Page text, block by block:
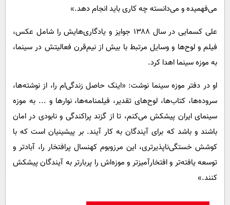
می‌فهمیده و می‌دانسته چه کاری باید انجام دهد.»
علی کسمایی در سال ۱۳۸۸ جوایز و یادگاری‌هایش را شامل عکس،
فیلم‌ و لوح‌ها و وسایل مرتبط با بیش از نیم‌قرن فعالیتش در سینما،
به موزه سینما اهدا کرد.
او در دفتر موزه سینما نوشت: «اینک حاصل زندگی‌ام را، از نوشته‌ها،
سروده‌ها، کتاب‌ها، لوح‌های تقدیر، فیلمنامه‌ها، نوارها و ... به موزه‌
سینمای ایران پیشکش می‌کنم، تا از گزند پراکندگی و نابودی در امان
باشند و باشد که برای آیندگان به کار آیند. بر پیشینیان است که‌ با
کوشش خستگی‌ناپذیرتری، این مرزوبوم کهنسال پرافتخار را، آبادتر و
توسعه یافته‌تر و افتخارآمیزتر و موزه‌اش را پربارتر به آیندگان پیشکش
کنند.»